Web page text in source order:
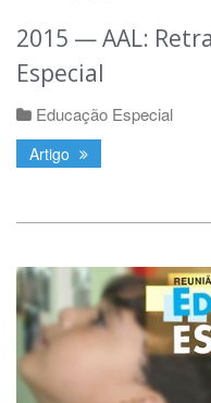
2015 — AAL:
Especial
Educação Especial
Artigo